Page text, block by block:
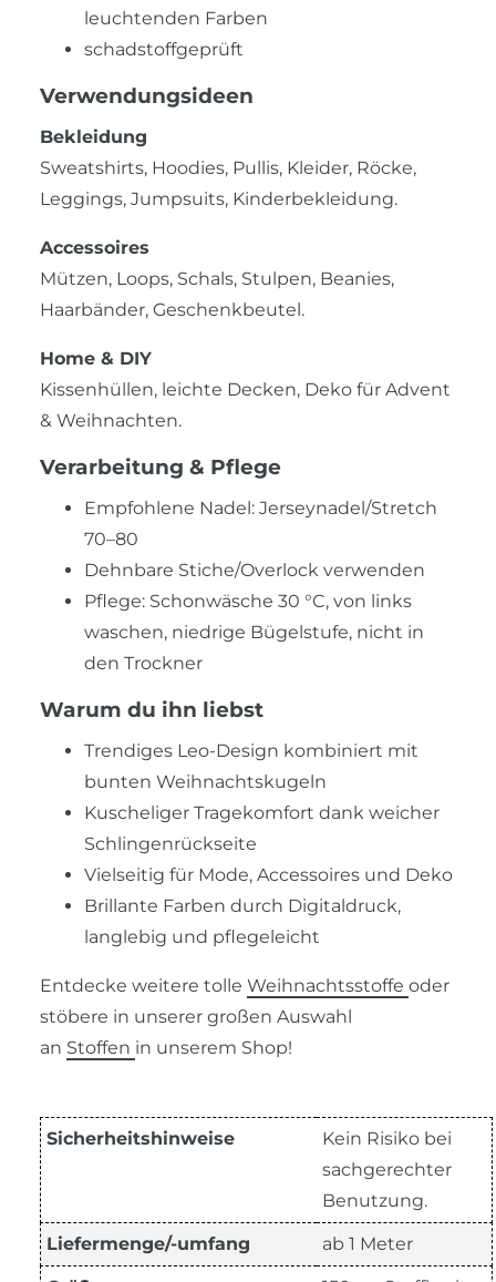
leuchtenden Farben
schadstoffgeprüft
Verwendungsideen
Bekleidung
Sweatshirts, Hoodies, Pullis, Kleider, Röcke,
Leggings, Jumpsuits, Kinderbekleidung.
Accessoires
Mützen, Loops, Schals, Stulpen, Beanies,
Haarbänder, Geschenkbeutel.
Home & DIY
Kissenhüllen, leichte Decken, Deko für Advent
& Weihnachten.
Verarbeitung & Pflege
Empfohlene Nadel: Jerseynadel/Stretch
70–80
Dehnbare Stiche/Overlock verwenden
Pflege: Schonwäsche 30 °C, von links
waschen, niedrige Bügelstufe, nicht in
den Trockner
Warum du ihn liebst
Trendiges Leo-Design kombiniert mit
bunten Weihnachtskugeln
Kuscheliger Tragekomfort dank weicher
Schlingenrückseite
Vielseitig für Mode, Accessoires und Deko
Brillante Farben durch Digitaldruck,
langlebig und pflegeleicht
Entdecke weitere tolle Weihnachtsstoffe oder
stöbere in unserer großen Auswahl
an Stoffen in unserem Shop!
Sicherheitshinweise
Kein Risiko bei
sachgerechter
Benutzung.
Liefermenge/-umfang ab 1 Meter